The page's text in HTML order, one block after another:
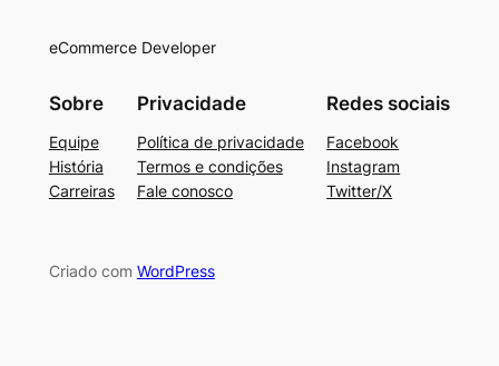
eCommerce Developer
Sobre
Equipe
História
Carreiras
Privacidade
Política de privacidade
Termos e condições
Fale conosco
Redes sociais
Facebook
Instagram
Twitter/X
Criado com WordPress